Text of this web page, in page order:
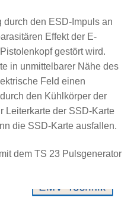
durch den ESD-Impuls an
Effekt der E-
gestört wird.
in unmittelbarer Nähe des
Feld einen
den Kühlkörper der
Leiterkarte der SSD-Karte
die SSD-Karte ausfallen.
dem TS 23 Pulsgenerator